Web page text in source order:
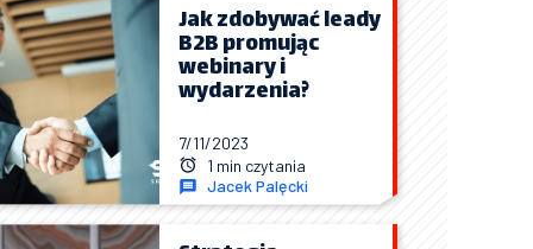
Jacek Palęcki
7/11/2023
1 min czytania
Jak zdobywać leady
B2B promując
webinary i
wydarzenia?